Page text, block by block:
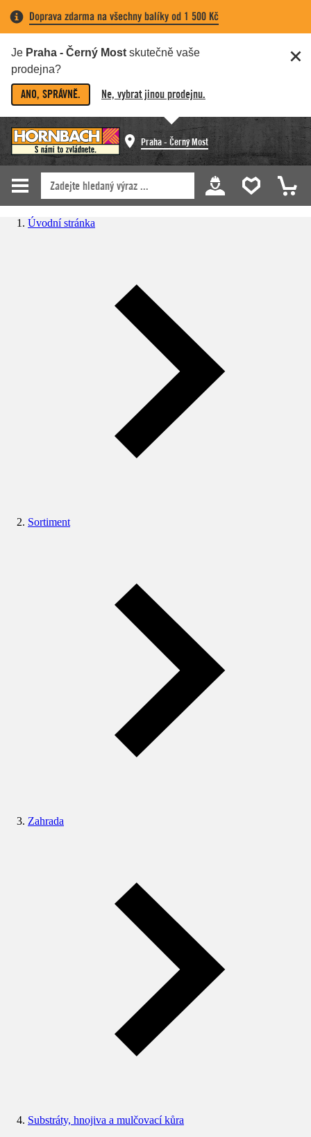
Doprava zdarma na všechny balíky od 1 500 Kč
Je Praha - Černý Most skutečně vaše
prodejna?
ANO, SPRÁVNĚ. Ne, vybrat jinou prodejnu.
Praha - Černý Most
Úvodní stránka
Sortiment
Zahrada
Substráty, hnojiva a mulčovací kůra